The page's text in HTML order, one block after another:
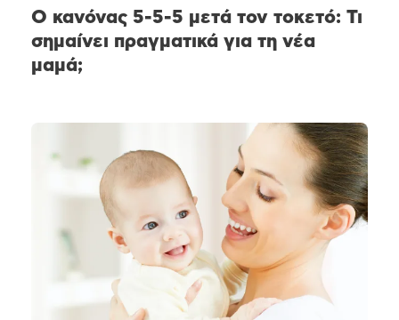
Ο κανόνας 5-5-5 μετά τον τοκετό: Τι
σημαίνει πραγματικά για τη νέα
μαμά;